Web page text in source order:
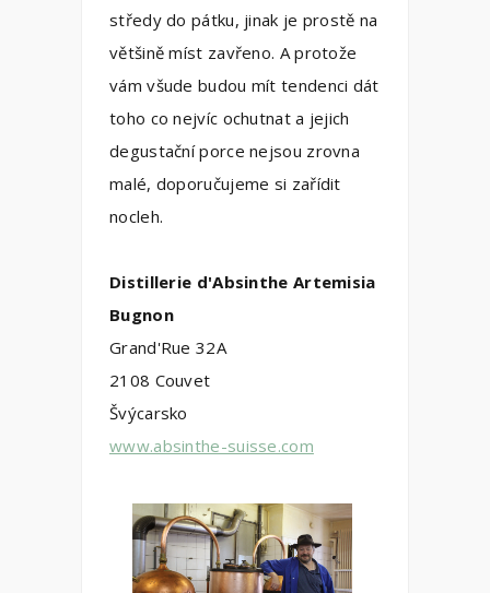
středy do pátku, jinak je prostě na
většině míst zavřeno. A protože
vám všude budou mít tendenci dát
toho co nejvíc ochutnat a jejich
degustační porce nejsou zrovna
malé, doporučujeme si zařídit
nocleh.
Distillerie d'Absinthe Artemisia
Bugnon
Grand'Rue 32A
2108 Couvet
Švýcarsko
www.absinthe-suisse.com